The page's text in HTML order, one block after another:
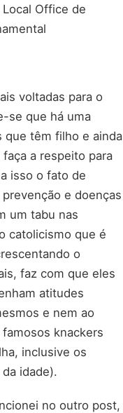
Office de
voltadas para o
se que há uma
que têm filho e ainda
a respeito para
isso o fato de
e doenças
um tabu nas
catolicismo que é
o
faz com que eles
atitudes
e nem ao
knackers
inclusive os
idade).
no outro post,